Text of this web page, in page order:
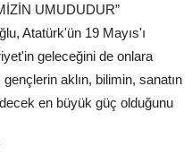
UMUDUDUR”
Atatürk'ün 19 Mayıs'ı
geleceğini de onlara
aklın, bilimin, sanatın
en büyük güç olduğunu